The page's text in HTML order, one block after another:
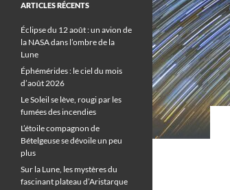
ARTICLES RÉCENTS
Éclipse du 12 août : un avion de
la NASA dans l’ombre de la
Lune
Éphémérides : le ciel du mois
d’août 2026
Le Soleil se lève, rougi par les
fumées des incendies
L’étoile compagnon de
Bételgeuse se dévoile un peu
plus
Sur la Lune, les mystères du
fascinant plateau d’Aristarque